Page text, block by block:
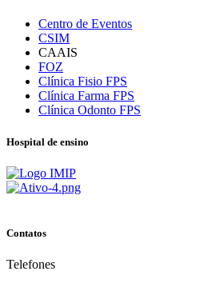
Centro de Eventos
CSIM
CAAIS
FOZ
Clínica Fisio FPS
Clínica Farma FPS
Clínica Odonto FPS
Hospital de ensino
Contatos
Telefones